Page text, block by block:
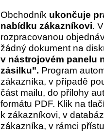
Obchodník ukončuje
nabídku zákazníkovi.
rozpracovanou
žádný dokument na
v nástrojovém panelu
zásilku". Program
zákazníka, v případě
část mailu, do přílohy
formátu PDF. Klik na
k zákazníkovi, v
zákazníka, v rámci